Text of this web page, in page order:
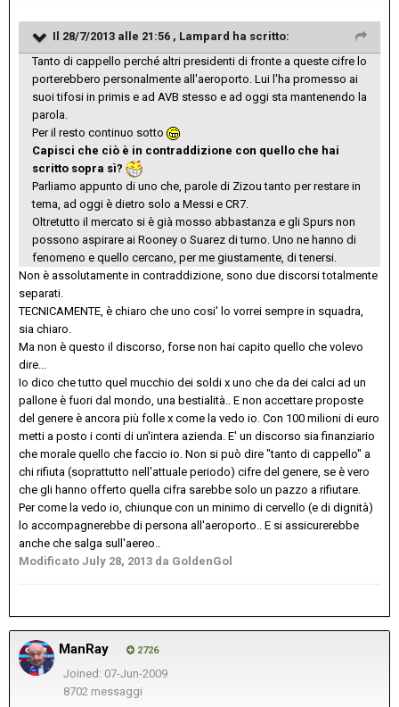
Il 28/7/2013 alle 21:56 , Lampard ha scritto:
Tanto di cappello perché altri presidenti di fronte a queste cifre lo
porterebbero personalmente all'aeroporto. Lui l'ha promesso ai
suoi tifosi in primis e ad AVB stesso e ad oggi sta mantenendo la
parola.
Per il resto continuo sotto
Capisci che ciò è in contraddizione con quello che hai
scritto sopra sì?
Parliamo appunto di uno che, parole di Zizou tanto per restare in
tema, ad oggi è dietro solo a Messi e CR7.
Oltretutto il mercato si è già mosso abbastanza e gli Spurs non
possono aspirare ai Rooney o Suarez di turno. Uno ne hanno di
fenomeno e quello cercano, per me giustamente, di tenersi.
Non è assolutamente in contraddizione, sono due discorsi totalmente
separati.
TECNICAMENTE, è chiaro che uno cosi' lo vorrei sempre in squadra,
sia chiaro.
Ma non è questo il discorso, forse non hai capito quello che volevo
dire...
Io dico che tutto quel mucchio dei soldi x uno che da dei calci ad un
pallone è fuori dal mondo, una bestialità.. E non accettare proposte
del genere è ancora più folle x come la vedo io. Con 100 milioni di euro
metti a posto i conti di un'intera azienda. E' un discorso sia finanziario
che morale quello che faccio io. Non si può dire "tanto di cappello" a
chi rifiuta (soprattutto nell'attuale periodo) cifre del genere, se è vero
che gli hanno offerto quella cifra sarebbe solo un pazzo a rifiutare.
Per come la vedo io, chiunque con un minimo di cervello (e di dignità)
lo accompagnerebbe di persona all'aeroporto.. E si assicurerebbe
anche che salga sull'aereo..
Modificato July 28, 2013 da GoldenGol
ManRay 2726
Joined: 07-Jun-2009
8702 messaggi